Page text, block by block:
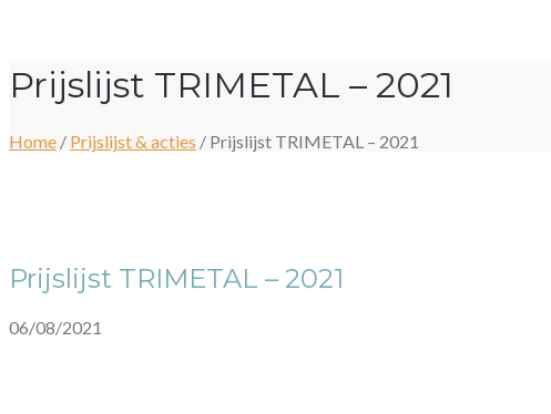
Prijslijst TRIMETAL – 2021
Home / Prijslijst & acties / Prijslijst TRIMETAL – 2021
Prijslijst TRIMETAL – 2021
06/08/2021